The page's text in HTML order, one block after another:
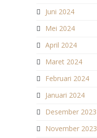
Juni 2024
Mei 2024
April 2024
Maret 2024
Februari 2024
Januari 2024
Desember 2023
November 2023